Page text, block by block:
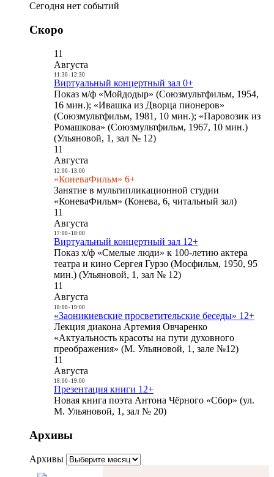
Сегодня нет событий
Скоро
11
Августа
11:30- 12:30
Виртуальный концертный зал 0+
Показ м/ф «Мойдодыр» (Союзмультфильм, 1954,
16 мин.); «Ивашка из Дворца пионеров»
(Союзмультфильм, 1981, 10 мин.); «Паровозик из
Ромашкова» (Союзмультфильм, 1967, 10 мин.)
(Ульяновой, 1, зал № 12)
11
Августа
12:00- 13:00
«КоневаФильм» 6+
Занятие в мультипликационной студии
«КоневаФильм» (Конева, 6, читальный зал)
11
Августа
17:00- 18:00
Виртуальный концертный зал 12+
Показ х/ф «Смелые люди» к 100-летию актера
театра и кино Сергея Гурзо (Мосфильм, 1950, 95
мин.) (Ульяновой, 1, зал № 12)
11
Августа
18:00- 19:00
«Заоникиевские просветительские беседы» 12+
Лекция диакона Артемия Овчаренко
«Актуальность красоты на пути духовного
преображения» (М. Ульяновой, 1, зале №12)
11
Августа
18:00- 19:00
Презентация книги 12+
Новая книга поэта Антона Чёрного «Сбор» (ул.
М. Ульяновой, 1, зал № 20)
Архивы
Архивы